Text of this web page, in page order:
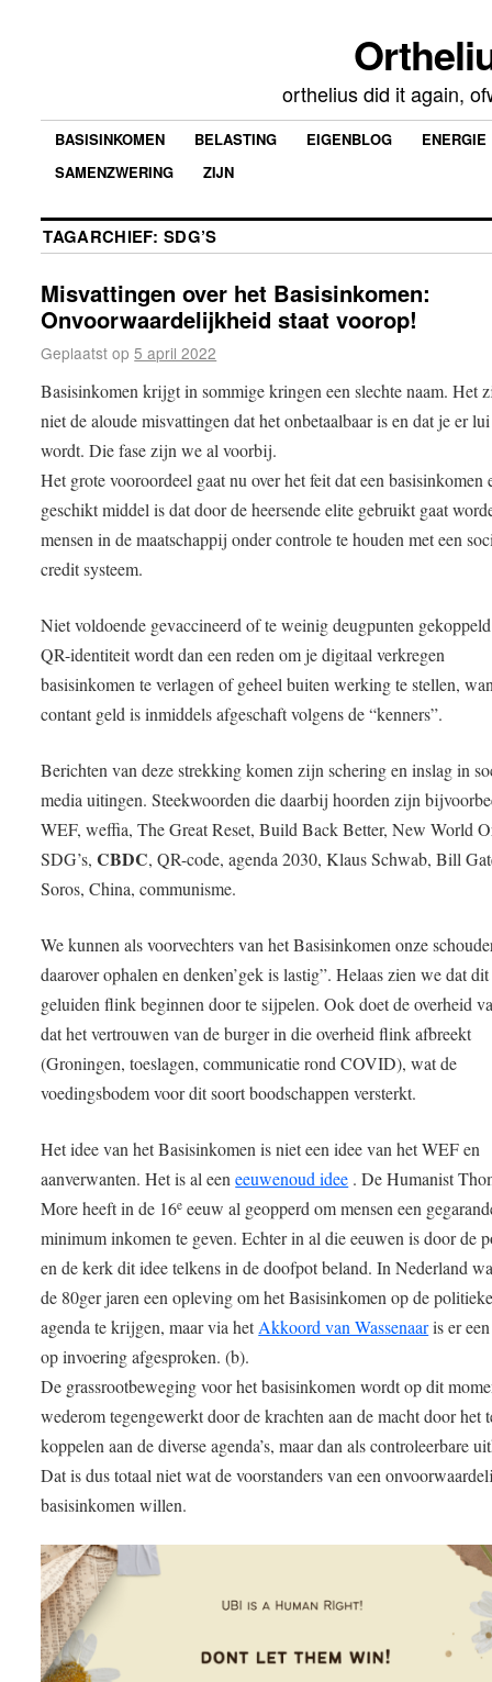
orthelius did it again,
BASISINKOMEN BELASTING EIGENBLOG
ENERGIE
SAMENZWERING
ZIJN
TAGARCHIEF:SDG’S
Misvattingen over het Basisinkomen:
Onvoorwaardelijkheid staat voorop!
Geplaatst op 5 april 2022
Basisinkomen krijgt in sommige kringen een slechte naam. Het
niet de aloude misvattingen dat het onbetaalbaar is en dat je er
wordt. Die fase zijn we al voorbij.
Het grote vooroordeel gaat nu over het feit dat een basisinkomen
geschikt middel is dat door de heersende elite gebruikt gaat
mensen in de maatschappij onder controle te houden met een
credit systeem.
Niet voldoende gevaccineerd of te weinig deugpunten
QR-identiteit wordt dan een reden om je digitaal verkregen
basisinkomen te verlagen of geheel buiten werking te stellen,
contant geld is inmiddels afgeschaft volgens de “kenners”.
Berichten van deze strekking komen zijn schering en inslag in
media uitingen. Steekwoorden die daarbij hoorden zijn
WEF, weffia, The Great Reset, Build Back Better, New World
SDG’s,CBDC, QR-code, agenda 2030, Klaus Schwab, Bill
Soros, China, communisme.
We kunnen als voorvechters van het Basisinkomen onze
daarover ophalen en denken’gek is lastig”. Helaas zien we dat
geluiden flink beginnen door te sijpelen. Ook doet de overheid
dat het vertrouwen van de burger in die overheid flink afbreekt
(Groningen, toeslagen, communicatie rond COVID), wat de
voedingsbodem voor dit soort boodschappen versterkt.
Het idee van het Basisinkomen is niet een idee van het WEF en
aanverwanten. Het is al eeneeuwenoud idee . De Humanist
More heeft in de 16e eeuw al geopperd om mensen een
minimum inkomen te geven. Echter in al die eeuwen is door de
en de kerk dit idee telkens in de doofpot beland. In Nederland
de 80ger jaren een opleving om het Basisinkomen op de
agenda te krijgen, maar via hetAkkoord van Wassenaaris er
op invoering afgesproken. (b).
De grassrootbeweging voor het basisinkomen wordt op dit
wederom tegengewerkt door de krachten aan de macht door het
koppelen aan de diverse agenda’s, maar dan als controleerbare
Dat is dus totaal niet wat de voorstanders van een
basisinkomen willen.